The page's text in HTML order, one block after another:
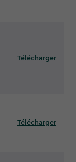
Télécharger
Télécharger